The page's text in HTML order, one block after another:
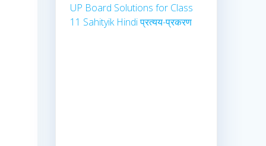
UP Board Solutions for Class
11 Sahityik Hindi प्रत्यय-प्रकरण